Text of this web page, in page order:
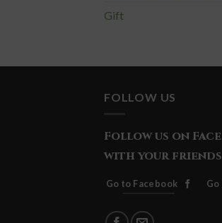
Gift
FOLLOW US
Follow us on
with your friends
Go to Facebook